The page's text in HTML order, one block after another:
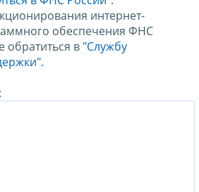
интернет-
обеспечения ФНС
обратиться в "Службу